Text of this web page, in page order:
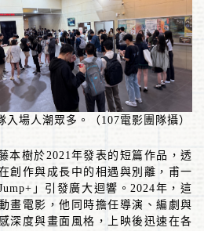
入場人潮眾多。（107電影團隊攝）
本樹於2021年發表的短篇作品，透
創作與成長中的相遇與別離，甫一
」引發廣大迴響。2024年，這
畫電影，他同時擔任導演、編劇與
深度與畫面風格，上映後迅速在各